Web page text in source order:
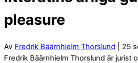
pleasure
Av Fredrik Bäärnhielm Thorslund | 25
Fredrik Bäärnhielm Thorslund är jurist